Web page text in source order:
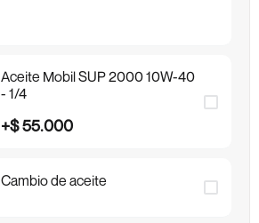
Aceite Mobil SUP 2000 10W-40
- 1/4
+$55000
Cambio de aceite